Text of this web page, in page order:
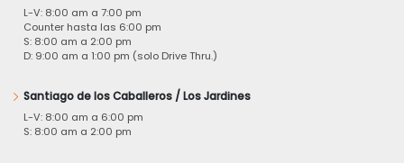
L-V: 8:00 am a 7:00 pm
Counter hasta las 6:00 pm
S: 8:00 am a 2:00 pm
D: 9:00 am a 1:00 pm (solo Drive Thru.)
Santiago de los Caballeros / Los Jardines
L-V: 8:00 am a 6:00 pm
S: 8:00 am a 2:00 pm